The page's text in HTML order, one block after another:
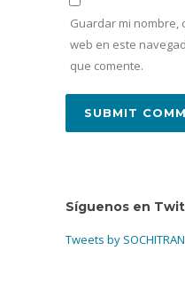
Guardar mi nombre,
web en este
que comente.
Síguenos en
Tweets by SOCHITRAN